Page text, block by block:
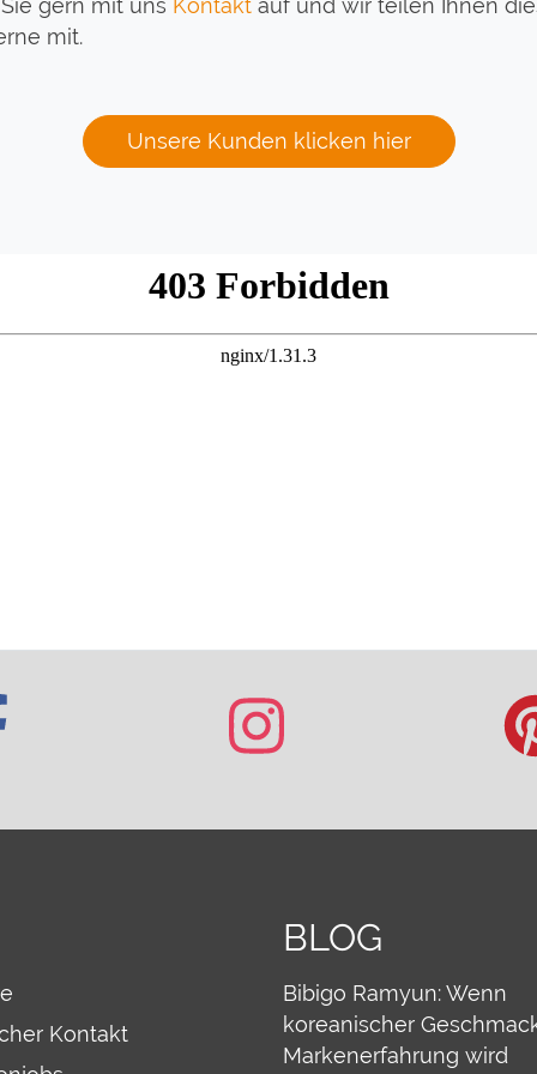
gern mit uns Kontakt auf und wir teilen Ihnen
mit.
Unsere Kunden klicken hier
Kontakt
BLOG
Bibigo Ramyun: Wenn
koreanischer
Markenerfahrung wird